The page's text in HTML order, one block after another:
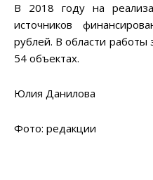
В 2018 году на
источников
рублей. В области работы
54 объектах.
Юлия Данилова
Фото: редакции